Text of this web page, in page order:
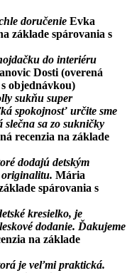
doručenie Evka
základe spárovania s
do interiéru
Dosti (overená
objednávkou)
sukňu super
spokojnosť určite sme
slečna sa zo sukničky
recenzia na základe
dodajú detským
originalitu. Mária
spárovania s
kresielko, je
dodanie. Ďakujeme
na základe
je veľmi praktická.